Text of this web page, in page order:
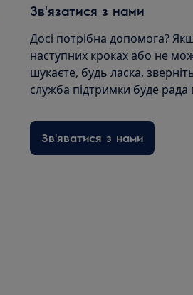
Зв'язатися з нами
Досі потрібна допомога?
наступних кроках або не
шукаєте, будь ласка,
служба підтримки буде
Зв'яватися з нами